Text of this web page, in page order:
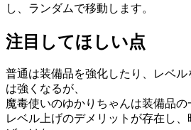
し、ランダムで移動します。
注目してほしい点
普通は装備品を強化したり、レベ
は強くなるが、
魔毒使いのゆかりちゃんは装備品の
レベル上げのデメリットが存在し